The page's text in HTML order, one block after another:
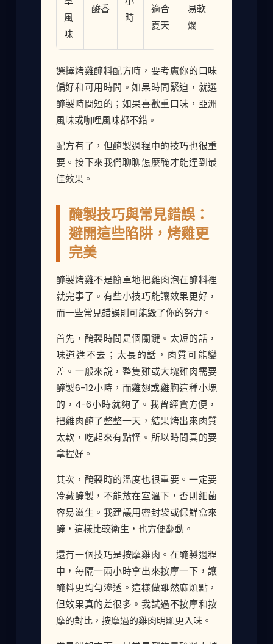
風
味
酸香
時
適合
夏天
易軟
爛
選擇烤雞醃料配方時，要考慮你的口味
偏好和可用時間。如果時間緊迫，就選
醃製時間短的；如果喜歡重口味，亞洲
風味或咖哩風味都不錯。
配方有了，但醃製過程中的技巧也很重
要。接下來我們聊聊怎麼醃才能達到最
佳效果。
醃製技巧與常見錯誤：
避開這些陷阱，烤雞更
完美
醃製烤雞不是簡單地把雞肉泡在醃料裡
就完事了。有些小技巧能讓效果更好，
而一些常見錯誤則可能毀了你的努力。
首先，醃製時間是個關鍵。太短的話，
味道進不去；太長的話，肉質可能變
差。一般來說，整隻雞或大塊雞肉需要
醃製6-12小時，而雞翅或雞胸這種小塊
的，4-6小時就夠了。我曾經貪方便，
把雞肉醃了整整一天，結果烤出來肉質
太軟，吃起來有點怪。所以時間真的要
拿捏好。
其次，醃製時的溫度也很重要。一定要
冷藏醃製，不能放在室溫下，否則細菌
容易滋生。我建議用密封袋或保鮮盒來
醃，這樣比較衛生，也方便翻動。
還有一個技巧是按摩雞肉。在醃製過程
中，每隔一兩小時拿出來按摩一下，讓
醃料更均勻滲透。這樣做雖然麻煩點，
但效果真的差很多。我試過不按摩和按
摩的對比，按摩過的雞肉明顯更入味。